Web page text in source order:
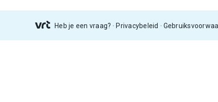
Heb je een vraag? Privacybeleid